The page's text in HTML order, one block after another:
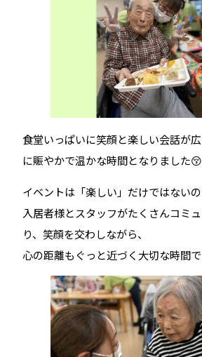
食堂いっぱいに笑顔と楽しい会話が
に賑やかで温かな時間となりました😚
イベントは「楽しい」だけではない
入居者様とスタッフがたくさんコミ
り、笑顔を交わしながら、
心の距離もぐっと近づく大切な時間